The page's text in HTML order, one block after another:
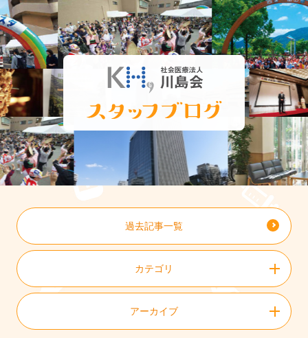
過去記事一覧
カテゴリ
アーカイブ